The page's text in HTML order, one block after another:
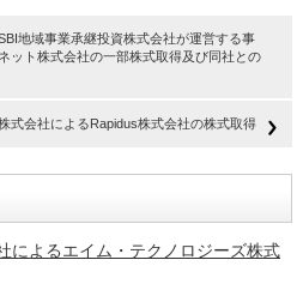
地域事業承継投資株式会社が運営する事
ット株式会社の一部株式取得及び同社との
式会社によるRapidus株式会社の株式取得
によるエイム・テクノロジーズ株式